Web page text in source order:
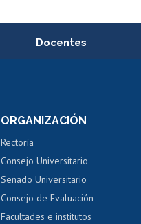
Docentes
Perfeccionamiento
Evaluación docente
Calificación académica
Postulación al AUCAI
ORGANIZACIÓN
Rectoría
Consejo Universitario
Senado Universitario
Consejo de Evaluación
Facultades e institutos